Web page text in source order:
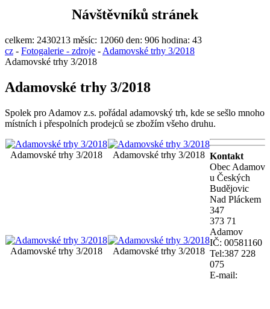
Návštěvníků stránek
celkem: 2430213 měsíc: 12060 den: 906 hodina: 43
cz - Fotogalerie - zdroje - Adamovské trhy 3/2018
Adamovské trhy 3/2018
Adamovské trhy 3/2018
Spolek pro Adamov z.s. pořádal adamovský trh, kde se sešlo mnoho
místních i přespolních prodejců se zbožím všeho druhu.
Adamovské trhy 3/2018 Adamovské trhy 3/2018
Adamovské trhy 3/2018 Adamovské trhy 3/2018
Kontakt
Obec Adamov
u Českých
Budějovic
Nad Pláckem
347
373 71
Adamov
IČ: 00581160
Tel:387 228
075
E-mail: